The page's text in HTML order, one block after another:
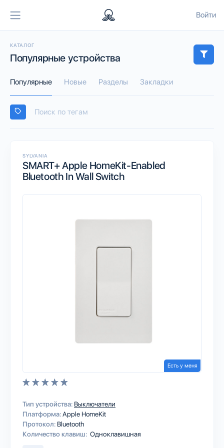
Войти
КАТАЛОГ
Популярные устройства
Популярные Новые Разделы Закладки
SYLVANIA
SMART+ Apple HomeKit-Enabled
Bluetooth In Wall Switch
Есть у меня
Тип устройства: Выключатели
Платформа:Apple HomeKit
Протокол: Bluetooth
Количество клавиш: Одноклавишная